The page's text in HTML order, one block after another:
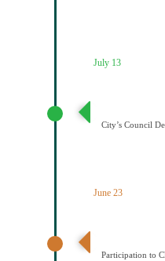
July 13
City’s Council
June 23
Participation to